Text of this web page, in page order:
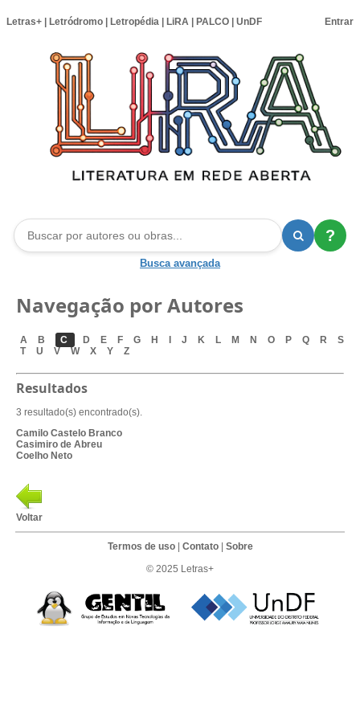
Letras+ Letródromo Letropédia LiRA PALCO UnDF Entrar
?
Busca avançada
Navegação por Autores
A B C D E F G H J K L M N O P Q R
S
T
U V W X Y Z
Resultados
3 resultado(s) encontrado(s).
Camilo Castelo Branco
Casimiro de Abreu
Coelho Neto
Voltar
Termos de uso| Contato| Sobre
© 2025 Letras+